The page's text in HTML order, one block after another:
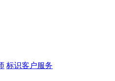
标识客户服务